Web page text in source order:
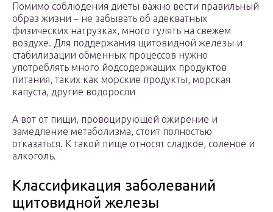
Помимо соблюдения диеты важно вести правильный
образ жизни – не забывать об адекватных
физических нагрузках, много гулять на свежем
воздухе. Для поддержания щитовидной железы и
стабилизации обменных процессов нужно
употреблять много йодсодержащих продуктов
питания, таких как морские продукты, морская
капуста, другие водоросли
А вот от пищи, провоцирующей ожирение и
замедление метаболизма, стоит полностью
отказаться. К такой пище относят сладкое, соленое и
алкоголь.
Классификация заболеваний
щитовидной железы